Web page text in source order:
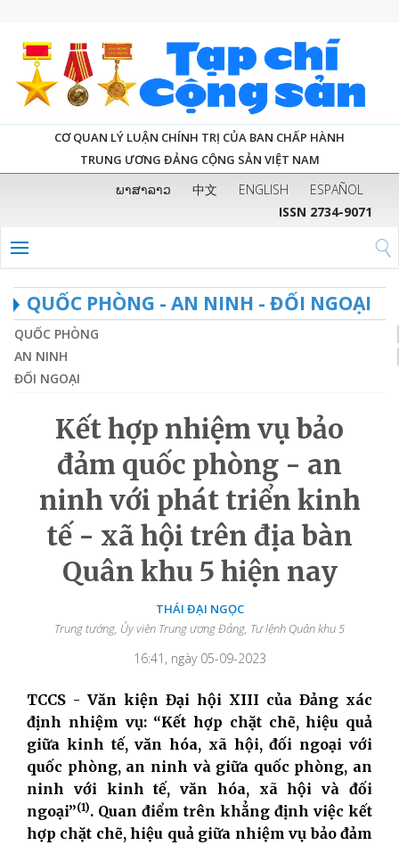
CƠ QUAN LÝ LUẬN CHÍNH TRỊ CỦA BAN CHẤP HÀNH
TRUNG ƯƠNG ĐẢNG CỘNG SẢN VIỆT NAM
ພາສາລາວ 中文 ENGLISH
ESPAÑOL
ISSN 2734-9071
QUỐC PHÒNG - AN NINH - ĐỐI NGOẠI
QUỐC PHÒNG
AN NINH
ĐỐI NGOẠI
Kết hợp nhiệm vụ bảo
đảm quốc phòng - an
ninh với phát triển kinh
tế - xã hội trên địa bàn
Quân khu 5 hiện nay
THÁI ĐẠI NGỌC
Trung tướng, Ủy viên Trung ương Đảng, Tư lệnh Quân khu 5
16:41, ngày 05-09-2023
TCCS - Văn kiện Đại hội XIII của Đảng xác
định nhiệm vụ: “Kết hợp chặt chẽ, hiệu quả
giữa kinh tế, văn hóa, xã hội, đối ngoại với
quốc phòng, an ninh và giữa quốc phòng, an
ninh với kinh tế, văn hóa, xã hội và đối
ngoại”(1). Quan điểm trên khẳng định việc kết
hợp chặt chẽ, hiệu quả giữa nhiệm vụ bảo đảm